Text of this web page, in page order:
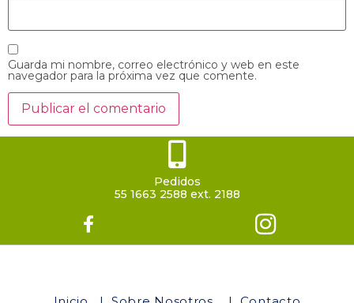
Guarda mi nombre, correo electrónico y web en este
navegador para la próxima vez que comente.
Pedidos
55 1663 2588 ext. 2188